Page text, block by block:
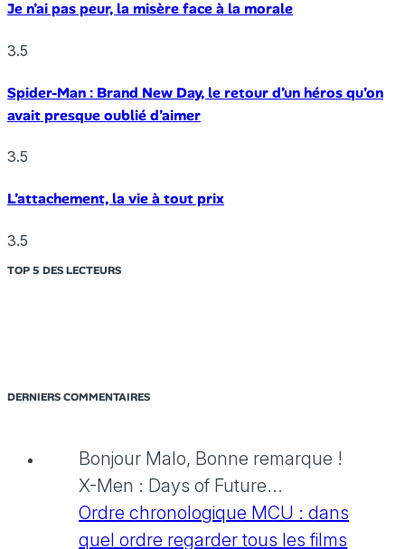
Je n’ai pas peur, la misère face à la morale
3.5
Spider-Man : Brand New Day, le retour d’un héros qu’on
avait presque oublié d’aimer
3.5
L’attachement, la vie à tout prix
3.5
TOP 5 DES LECTEURS
DERNIERS COMMENTAIRES
Bonjour Malo, Bonne remarque !
X-Men : Days of Future...
Ordre chronologique MCU : dans
quel ordre regarder tous les films